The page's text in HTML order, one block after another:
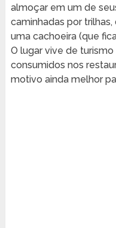
almoçar em um de
caminhadas por
uma cachoeira (que
O lugar vive de
consumidos nos
motivo ainda melhor